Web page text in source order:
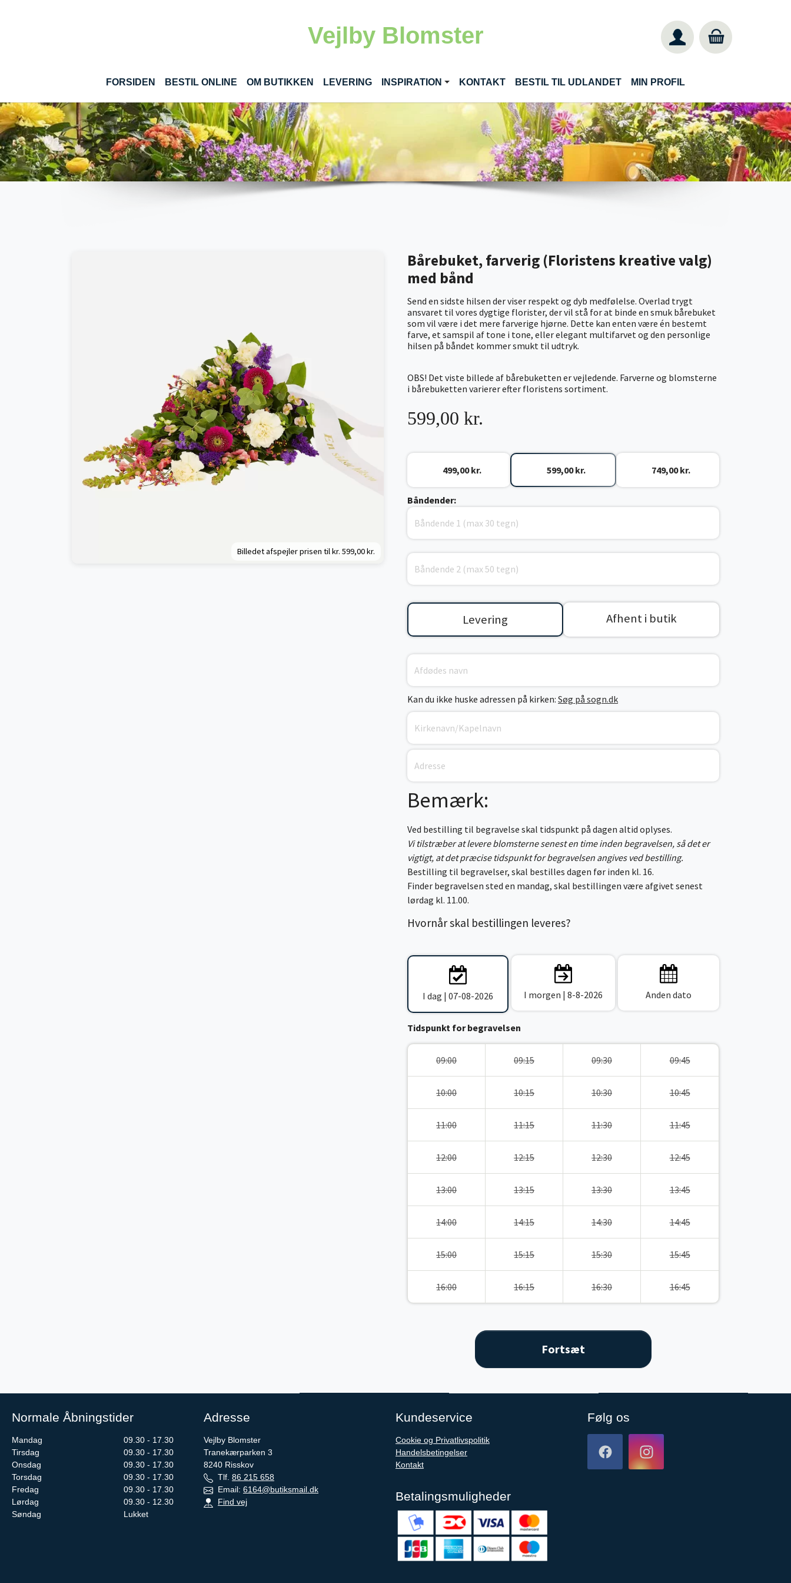
Vejlby Blomster
FORSIDEN BESTIL ONLINE(CURRENT)
OM BUTIKKEN LEVERING INSPIRATION KONTAKT BESTIL TIL UDLANDET MIN PROFIL
Billedet afspejler prisen til kr. 599,00 kr.
Bårebuket, farverig (Floristens kreative valg)
med bånd
Send en sidste hilsen der viser respekt og dyb medfølelse. Overlad trygt
ansvaret til vores dygtige florister, der vil stå for at binde en smuk bårebuket
som vil være i det mere farverige hjørne. Dette kan enten være én bestemt
farve, et samspil af tone i tone, eller elegant multifarvet og den personlige
hilsen på båndet kommer smukt til udtryk.
OBS! Det viste billede af bårebuketten er vejledende. Farverne og blomsterne
i bårebuketten varierer efter floristens sortiment.
599,00 kr.
499,00 kr. 599,00 kr. 749,00 kr.
Båndender:
Levering Afhent i butik
Kan du ikke huske adressen på kirken: Søg på sogn.dk
Bemærk:
Ved bestilling til begravelse skal tidspunkt på dagen altid oplyses.
Vi tilstræber at levere blomsterne senest en time inden begravelsen, så det er
vigtigt, at det præcise tidspunkt for begravelsen angives ved bestilling.
Bestilling til begravelser, skal bestilles dagen før inden kl. 16.
Finder begravelsen sted en mandag, skal bestillingen være afgivet senest
lørdag kl. 11.00.
Hvornår skal bestillingen leveres?
I dag | 07-08-2026 I morgen | 8-8-2026 Anden dato
Tidspunkt for begravelsen
09:00 09:15 09:30 09:45
10:00 10:15 10:30 10:45
11:00 11:15 11:30 11:45
12:00 12:15 12:30 12:45
13:00 13:15 13:30 13:45
14:00 14:15 14:30 14:45
15:00 15:15 15:30 15:45
16:00 16:15 16:30 16:45
Normale Åbningstider
Mandag
09.30 - 17.30
Tirsdag
09.30 - 17.30
Onsdag
09.30 - 17.30
Torsdag
09.30 - 17.30
Fredag
09.30 - 17.30
Lørdag
09.30 - 12.30
Søndag
Lukket
Adresse
Vejlby Blomster
Tranekærparken 3
8240 Risskov
Tlf. 86 215 658
Email: 6164@butiksmail.dk
Find vej
Kundeservice
Cookie og Privatlivspolitik
Handelsbetingelser
Kontakt
Betalingsmuligheder
Følg os